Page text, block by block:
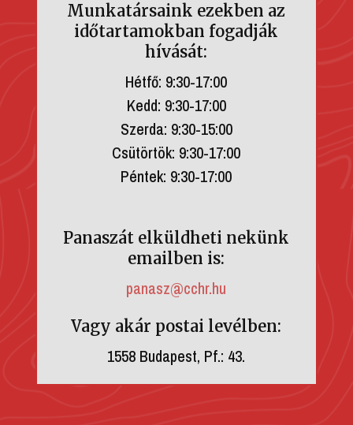
Munkatársaink ezekben az
időtartamokban fogadják
hívását:
Hétfő: 9:30-17:00
Kedd: 9:30-17:00
Szerda: 9:30-15:00
Csütörtök: 9:30-17:00
Péntek: 9:30-17:00
Panaszát elküldheti nekünk
emailben is:
panasz@cchr.hu
Vagy akár postai levélben:
1558 Budapest, Pf.: 43.